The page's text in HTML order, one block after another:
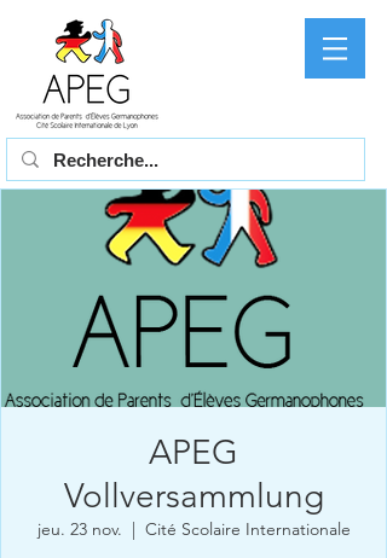
APEG
Vollversammlung
jeu. 23 nov.
  |
Cité Scolaire Internationale